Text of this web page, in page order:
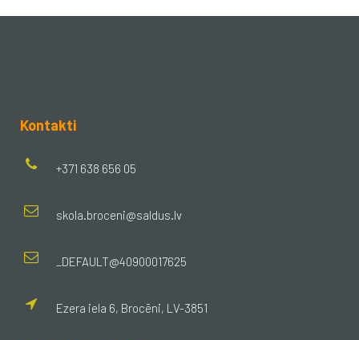
Kontakti
+371 638 656 05
skola.broceni@saldus.lv
_DEFAULT@40900017625
Ezera iela 6, Brocēni, LV-3851